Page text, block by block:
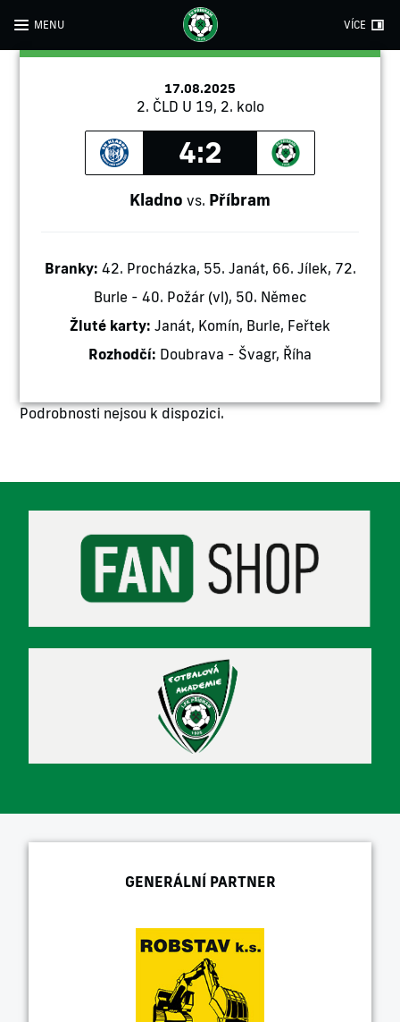
MENU VÍCE
17.08.2025
2. ČLD U 19, 2. kolo
4:2
Kladno vs. Příbram
Branky: 42. Procházka, 55. Janát, 66. Jílek, 72.
Burle - 40. Požár (vl), 50. Němec
Žluté karty: Janát, Komín, Burle, Feřtek
Rozhodčí: Doubrava - Švagr, Říha
Podrobnosti nejsou k dispozici.
GENERÁLNÍ PARTNER